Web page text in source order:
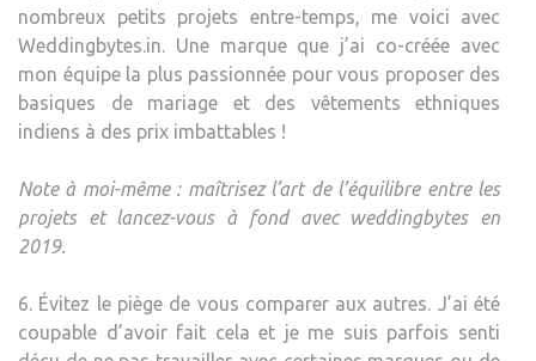
nombreux petits projets entre-temps, me voici avec
Weddingbytes.in. Une marque que j’ai co-créée avec
mon équipe la plus passionnée pour vous proposer des
basiques de mariage et des vêtements ethniques
indiens à des prix imbattables !
Note à moi-même : maîtrisez l’art de l’équilibre entre les
projets et lancez-vous à fond avec weddingbytes en
2019.
6. Évitez le piège de vous comparer aux autres. J’ai été
coupable d’avoir fait cela et je me suis parfois senti